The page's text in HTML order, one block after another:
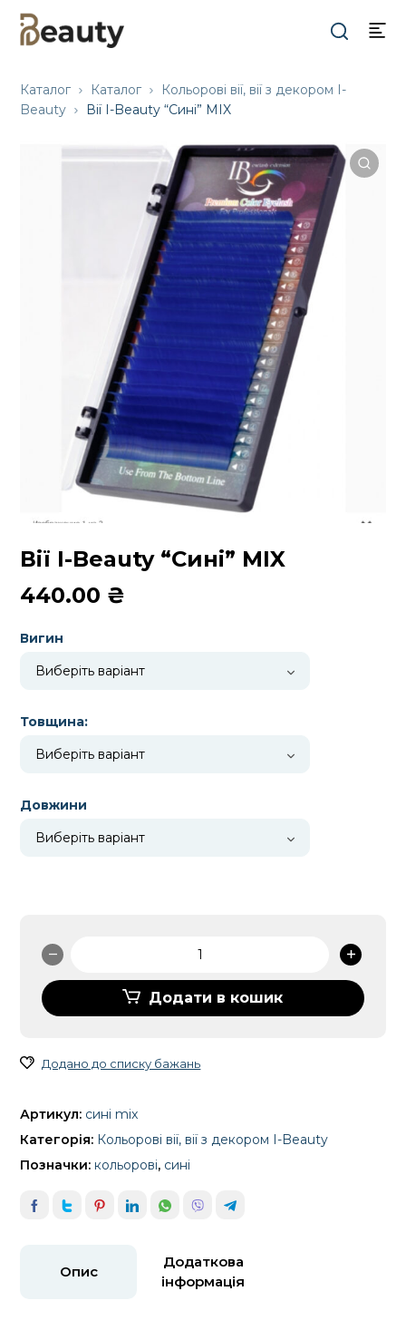
Каталог Каталог
Кольорові вії, вії з декором I-
Beauty
Вії I-Beauty “Сині” MIX
Вії I-Beauty “Сині” MIX
440.00 ₴
Вигин
Товщина:
Довжини
Beauty
Додати в кошик
Додано до списку бажань
Артикул: сині mix
Категорія: Кольорові вії, вії з декором I-Beauty
Позначки: кольорові, сині
Опис
Додаткова
інформація